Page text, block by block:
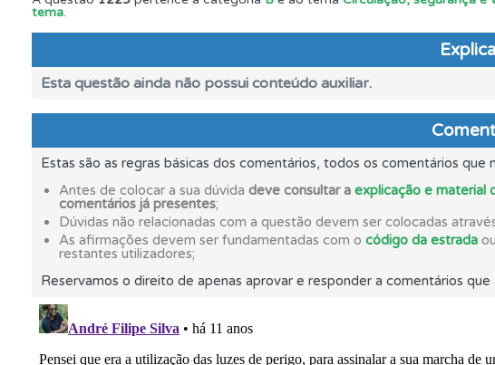
Consulte a ajuda se tiver dúvidas relacionadas com a
Questões As questões que usamos estão atualizadas e são as
Perfil Consulte as suas estatísticas no seu perfil.
Questões Consulte os comentários da questão quando tem dúvidas.
Perfil Saiba no seu perfil se já está preparado para ir a exame.
tema.
Esta questão ainda não possui conteúdo auxiliar.
Estas são as regras básicas dos comentários, todos os comentários que
Antes de colocar a sua dúvida deve consultar a explicação e material
comentários já presentes;
Dúvidas não relacionadas com a questão devem ser colocadas
As afirmações devem ser fundamentadas com o código da estrada
restantes utilizadores;
Reservamos o direito de apenas aprovar e responder a comentários